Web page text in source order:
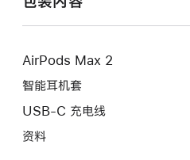
AirPods Max 2
智能耳机套
USB-C 充电线
资料